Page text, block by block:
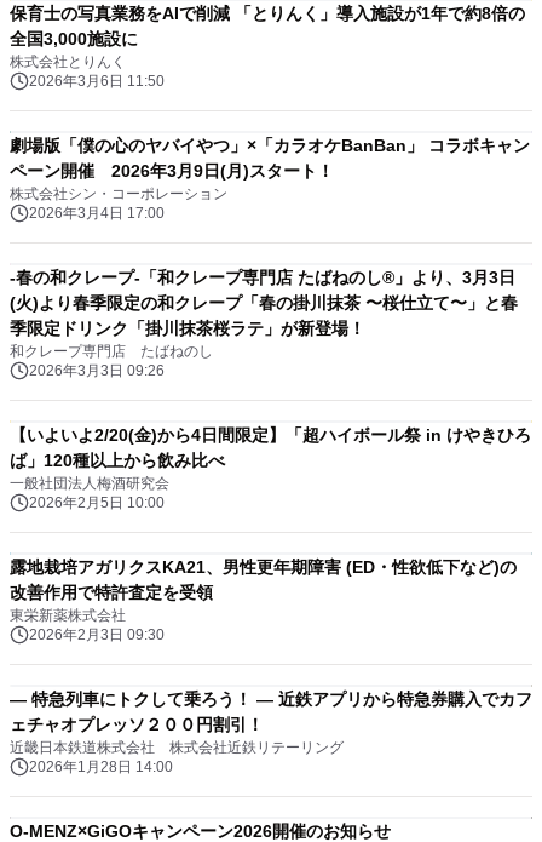
保育士の写真業務をAIで削減 「とりんく」導入施設が1年で約8倍の
全国3,000施設に
株式会社とりんく
2026年3月6日 11:50
劇場版「僕の心のヤバイやつ」×「カラオケBanBan」 コラボキャン
ペーン開催 2026年3月9日(月)スタート！
株式会社シン・コーポレーション
2026年3月4日 17:00
-春の和クレープ-「和クレープ専門店 たばねのし®」より、3月3日
(火)より春季限定の和クレープ「春の掛川抹茶 〜桜仕立て〜」と春
季限定ドリンク「掛川抹茶桜ラテ」が新登場！
和クレープ専門店 たばねのし
2026年3月3日 09:26
【いよいよ2/20(金)から4日間限定】「超ハイボール祭 in けやきひろ
ば」120種以上から飲み比べ
一般社団法人梅酒研究会
2026年2月5日 10:00
露地栽培アガリクスKA21、男性更年期障害 (ED・性欲低下など)の
改善作用で特許査定を受領
東栄新薬株式会社
2026年2月3日 09:30
― 特急列車にトクして乗ろう！ ― 近鉄アプリから特急券購入でカフ
ェチャオプレッソ２００円割引！
近畿日本鉄道株式会社 株式会社近鉄リテーリング
2026年1月28日 14:00
O-MENZ×GiGOキャンペーン2026開催のお知らせ